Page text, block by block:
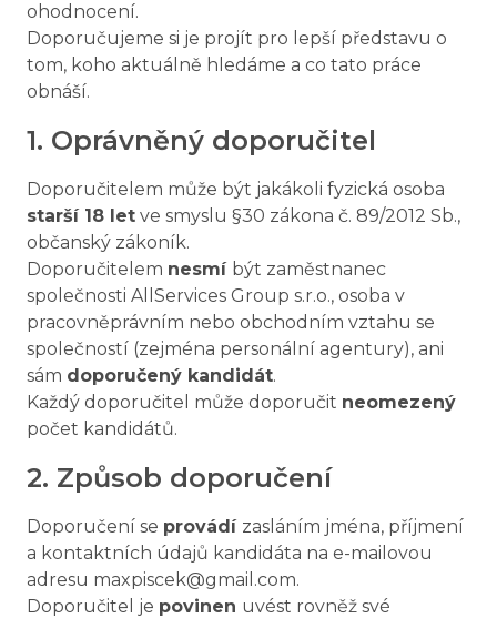
ohodnocení.
Doporučujeme si je projít pro lepší představu o
tom, koho aktuálně hledáme a co tato práce
obnáší.
1. Oprávněný doporučitel
Doporučitelem může být jakákoli fyzická osoba
starší 18 let ve smyslu §30 zákona č. 89/2012 Sb.,
občanský zákoník.
Doporučitelem nesmí být zaměstnanec
společnosti AllServices Group s.r.o., osoba v
pracovněprávním nebo obchodním vztahu se
společností (zejména personální agentury), ani
sám doporučený kandidát.
Každý doporučitel může doporučit neomezený
počet kandidátů.
2. Způsob doporučení
Doporučení se provádí zasláním jména, příjmení
a kontaktních údajů kandidáta na e-mailovou
adresu maxpiscek@gmail.com.
Doporučitel je povinen uvést rovněž své